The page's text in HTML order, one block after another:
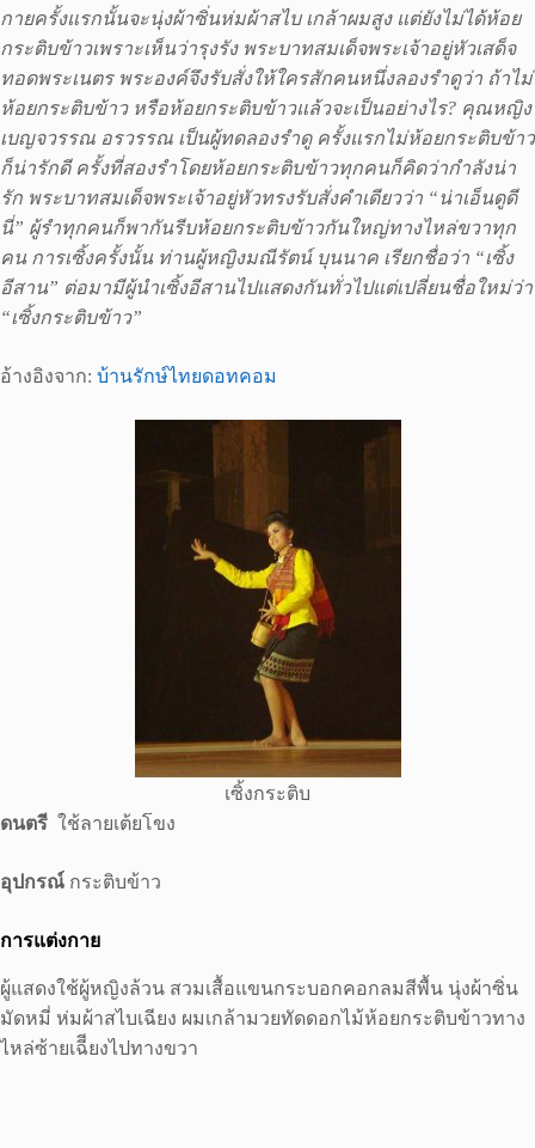
กายครั้งแรกนั้นจะนุ่งผ้าซิ่นห่มผ้าสไบ เกล้าผมสูง แต่ยังไม่ได้ห้อย
กระติบข้าวเพราะเห็นว่ารุงรัง พระบาทสมเด็จพระเจ้าอยู่หัวเสด็จ
ทอดพระเนตร พระองค์จึงรับสั่งให้ใครสักคนหนึ่งลองรำดูว่า ถ้าไม่
ห้อยกระติบข้าว หรือห้อยกระติบข้าวแล้วจะเป็นอย่างไร? คุณหญิง
เบญจวรรณ อรวรรณ เป็นผู้ทดลองรำดู ครั้งแรกไม่ห้อยกระติบข้าว
ก็น่ารักดี ครั้งที่สองรำโดยห้อยกระติบข้าวทุกคนก็คิดว่ากำลังน่า
รัก พระบาทสมเด็จพระเจ้าอยู่หัวทรงรับสั่งคำเดียวว่า “น่าเอ็นดูดี
นี่” ผู้รำทุกคนก็พากันรีบห้อยกระติบข้าวกันใหญ่ทางไหล่ขวาทุก
คน การเซิ้งครั้งนั้น ท่านผู้หญิงมณีรัตน์ บุนนาค เรียกชื่อว่า “เซิ้ง
อีสาน” ต่อมามีผู้นำเซิ้งอีสานไปแสดงกันทั่วไปแต่เปลี่ยนชื่อใหม่ว่า
“เซิ้งกระติบข้าว”
อ้างอิงจาก: บ้านรักษ์ไทยดอทคอม
เซิ้งกระติบ
ดนตรี ใช้ลายเต้ยโขง
อุปกรณ์ กระติบข้าว
การแต่งกาย
ผู้แสดงใช้ผู้หญิงล้วน สวมเสื้อแขนกระบอกคอกลมสีพื้น นุ่งผ้าซิ่น
มัดหมี่ ห่มผ้าสไบเฉียง ผมเกล้ามวยทัดดอกไม้ห้อยกระติบข้าวทาง
ไหล่ซ้ายเฉีียงไปทางขวา